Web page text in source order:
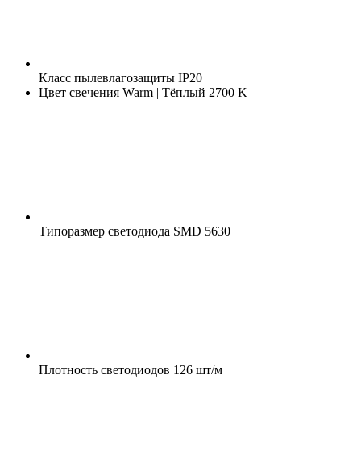
Класс пылевлагозащиты IP20
Цвет свечения Warm | Тёплый 2700 K
Типоразмер светодиода SMD 5630
Плотность светодиодов 126 шт/м